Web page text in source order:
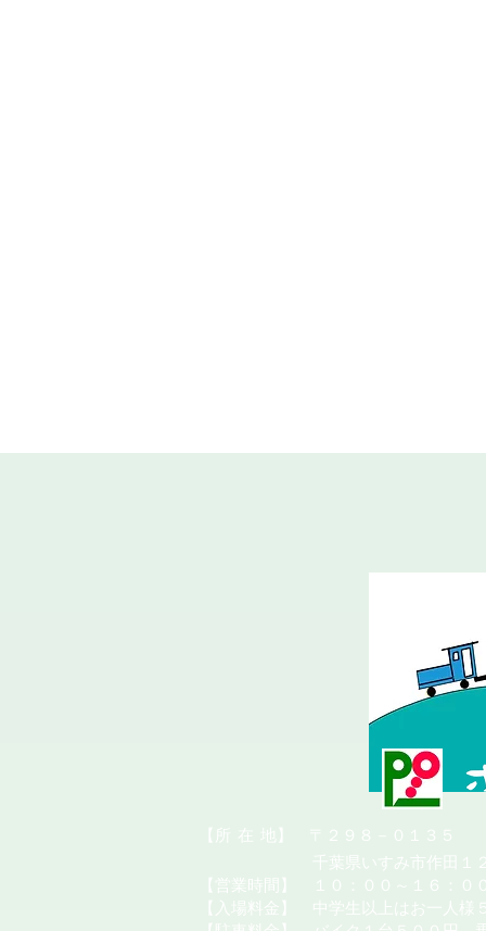
​【所 在
地】 〒２９８－０１３５
千葉県いすみ市作田１２
【営業時間】 １０：００～１６：０
【入場料金】 中学生以上はお一人様